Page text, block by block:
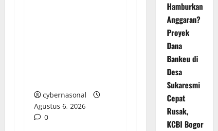
cybernasonal
Agustus 6, 2026
0
Hamburkan
Anggaran?
Proyek
Dana
Bankeu di
Desa
Sukaresmi
Cepat
Rusak,
KCBI Bogor